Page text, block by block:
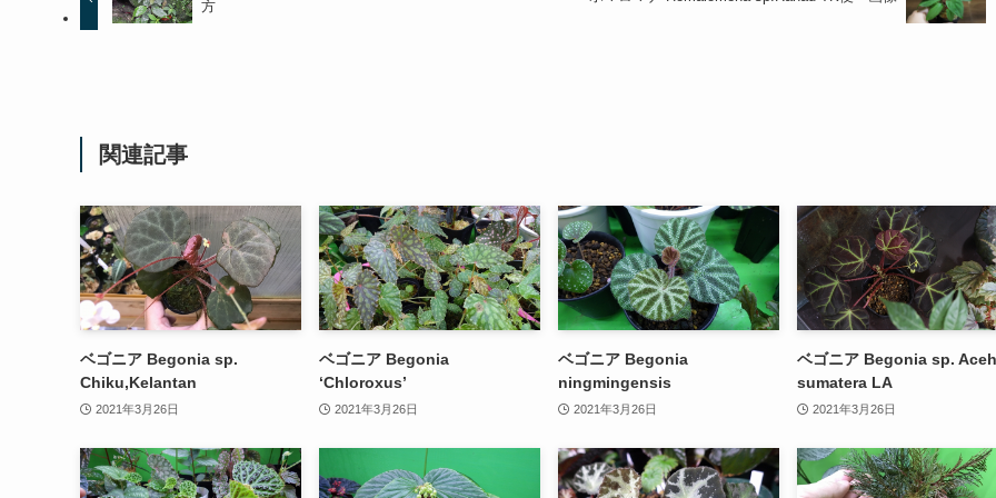
方
関連記事
ベゴニア Begonia sp.
Chiku,Kelantan
2021年3月26日
ベゴニア Begonia
‘Chloroxus’
2021年3月26日
ベゴニア Begonia
ningmingensis
2021年3月26日
ベゴニア Begonia sp. Aceh
sumatera LA
2021年3月26日